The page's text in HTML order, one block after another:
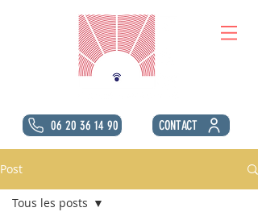
06 20 36 14 90 CONTACT
Post
Tous les posts